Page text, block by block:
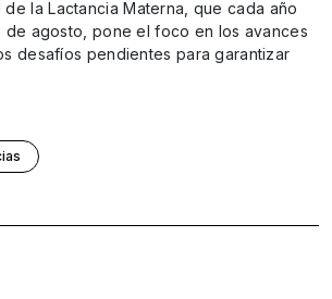
de la Lactancia Materna, que cada año
de agosto, pone el foco en los avances
desafíos pendientes para garantizar